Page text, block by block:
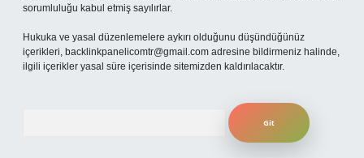
sorumluluğu kabul etmiş sayılırlar.
Hukuka ve yasal düzenlemelere aykırı olduğunu düşündüğünüz
içerikleri, backlinkpanelicomtr@gmail.com adresine bildirmeniz halinde,
ilgili içerikler yasal süre içerisinde sitemizden kaldırılacaktır.